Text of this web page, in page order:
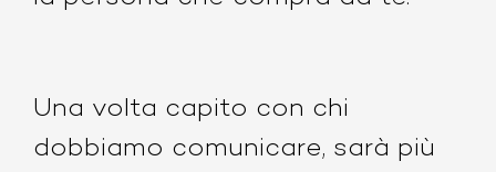
Una volta capito con chi
dobbiamo comunicare, sarà più